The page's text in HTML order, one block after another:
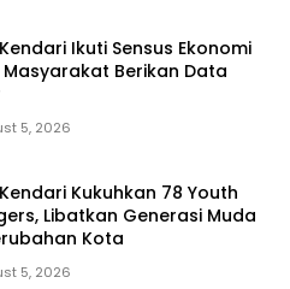
Ikuti Sensus Ekonomi
Masyarakat Berikan Data
5, 2026
Kukuhkan 78 Youth
Libatkan Generasi Muda
Kota
5, 2026